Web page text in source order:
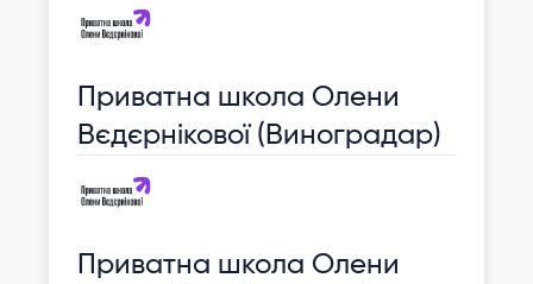
Приватна школа Олени
Вєдєрнікової (Виноградар)
Приватна школа Олени